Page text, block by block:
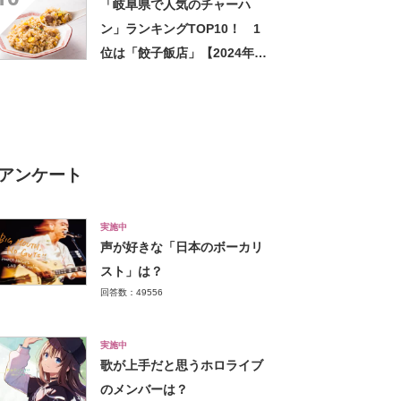
「岐阜県で人気のチャーハ
ン」ランキングTOP10！ 1
位は「餃子飯店」【2024年6
アンケート
実施中
声が好きな「日本のボーカリ
スト」は？
回答数：49556
実施中
歌が上手だと思うホロライブ
のメンバーは？